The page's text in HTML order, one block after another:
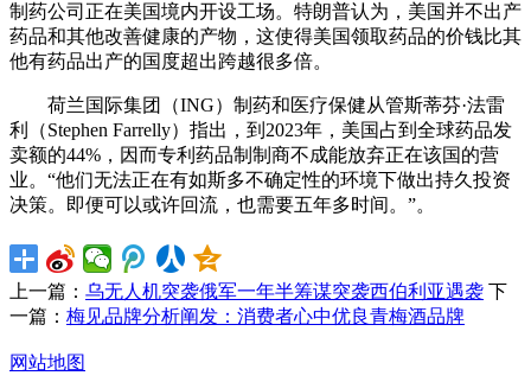
制药公司正在美国境内开设工场。特朗普认为，美国并不出产
药品和其他改善健康的产物，这使得美国领取药品的价钱比其
他有药品出产的国度超出跨越很多倍。
荷兰国际集团（ING）制药和医疗保健从管斯蒂芬·法雷
利（Stephen Farrelly）指出，到2023年，美国占到全球药品发
卖额的44%，因而专利药品制制商不成能放弃正在该国的营
业。“他们无法正在有如斯多不确定性的环境下做出持久投资
决策。即便可以或许回流，也需要五年多时间。”。
上一篇： 乌无人机突袭俄军一年半筹谋突袭西伯利亚遇袭 下
一篇： 梅见品牌分析阐发：消费者心中优良青梅酒品牌
网站地图